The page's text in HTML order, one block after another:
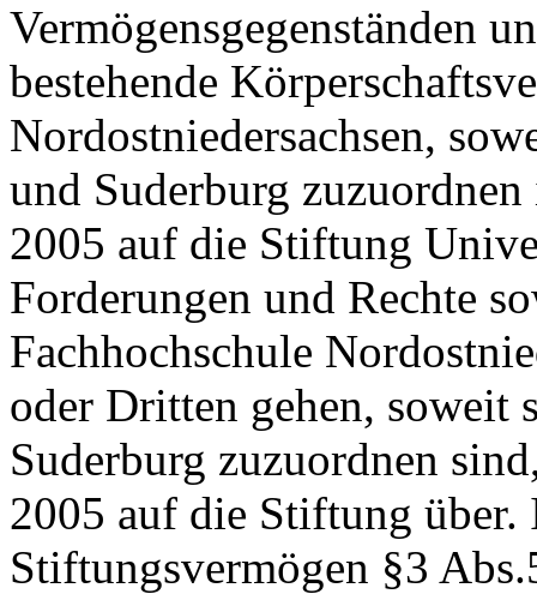
Vermögensgegenständen
bestehende
Nordostniedersachsen,
und Suderburg
2005 auf die Stiftung
Forderungen und Rechte
Fachhochschule
oder Dritten gehen, soweit
Suderburg zuzuordnen
2005 auf die Stiftung
Stiftungsvermögen §3